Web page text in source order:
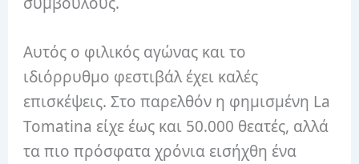
Αυτός ο φιλικός αγώνας και το
ιδιόρρυθμο φεστιβάλ έχει καλές
επισκέψεις.Στο παρελθόν η φημισμένη La
Tomatina είχε έως και 50.000 θεατές, αλλά
τα πιο πρόσφατα χρόνια εισήχθη ένα